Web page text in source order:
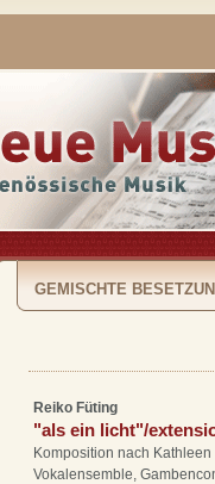
GEMISCHTE
Reiko Füting
"als ein licht"/
Komposition nach
Vokalensemble,